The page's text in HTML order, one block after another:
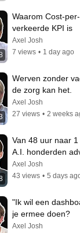
Waarom Cost-
verkeerde KPI is
Axel Josh
7 views • 1 day ago
Werven zonder
de zorg kan het.
Axel Josh
27 views • 2 weeks
Van 48 uur naar
A.I. honderden
Axel Josh
43 views • 5 days
"Ik wil een
je ermee doen?
Axel Josh